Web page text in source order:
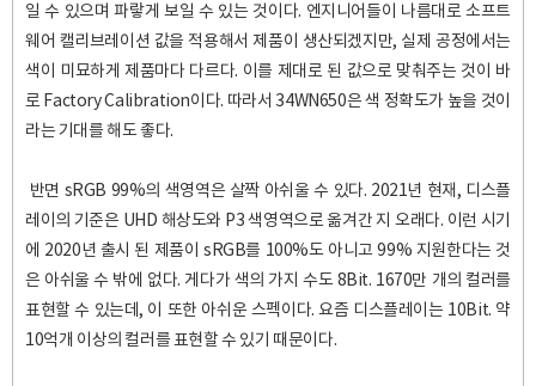
일 수 있으며 파랗게 보일 수 있는 것이다. 엔지니어들이 나름대로 소프트
웨어 캘리브레이션 값을 적용해서 제품이 생산되겠지만, 실제 공정에서는
색이 미묘하게 제품마다 다르다. 이를 제대로 된 값으로 맞춰주는 것이 바
로 Factory Calibration이다. 따라서 34WN650은 색 정확도가 높을 것이
라는 기대를 해도 좋다.
반면 sRGB 99%의 색영역은 살짝 아쉬울 수 있다. 2021년 현재, 디스플
레이의 기준은 UHD 해상도와 P3 색영역으로 옮겨간 지 오래다. 이런 시기
에 2020년 출시 된 제품이 sRGB를 100%도 아니고 99% 지원한다는 것
은 아쉬울 수 밖에 없다. 게다가 색의 가지 수도 8Bit. 1670만 개의 컬러를
표현할 수 있는데, 이 또한 아쉬운 스펙이다. 요즘 디스플레이는 10Bit. 약
10억개 이상의 컬러를 표현할 수 있기 때문이다.